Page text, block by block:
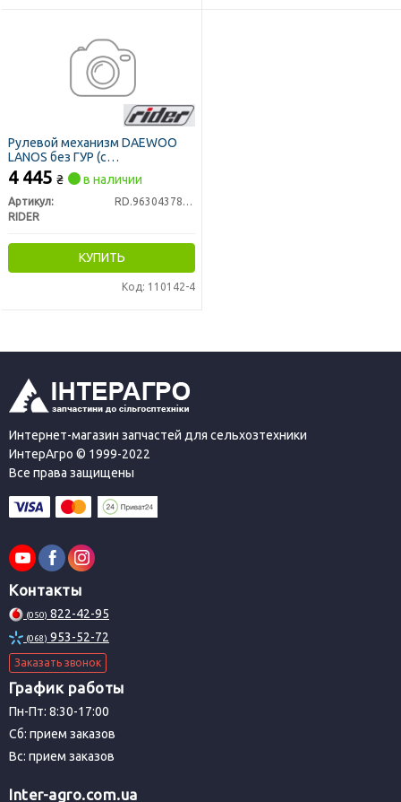
Рулевой механизм DAEWOO
LANOS без ГУР (с
комплектацией) PROFESSIONAL
(RIDER)
4 445 ₴ в наличии
Артикул:
RD.96304378PRO
RIDER
КУПИТЬ
Код: 110142-4
Интернет-магазин запчастей для сельхозтехники
ИнтерАгро © 1999-2022
Все права защищены
Контакты
(050) 822-42-95
(068) 953-52-72
Заказать звонок
График работы
Пн-Пт: 8:30-17:00
Сб: прием заказов
Вс: прием заказов
Inter-agro.com.ua